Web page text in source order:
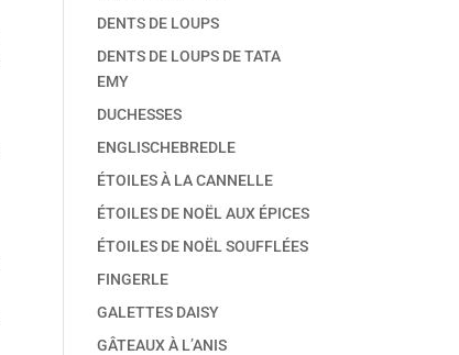
DENTS DE LOUPS
DENTS DE LOUPS DE TATA
EMY
DUCHESSES
ENGLISCHEBREDLE
ÉTOILES À LA CANNELLE
ÉTOILES DE NOËL AUX ÉPICES
ÉTOILES DE NOËL SOUFFLÉES
FINGERLE
GALETTES DAISY
GÂTEAUX À L’ANIS